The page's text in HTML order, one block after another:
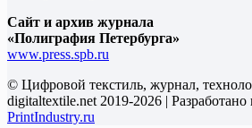
Сайт и архив журнала
«Полиграфия Петербурга»
www.press.spb.ru
© Цифровой текстиль, журнал,
digitaltextile.net 2019-2026 |
PrintIndustry.ru